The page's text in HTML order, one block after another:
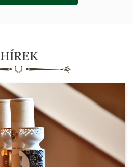
HÍREK